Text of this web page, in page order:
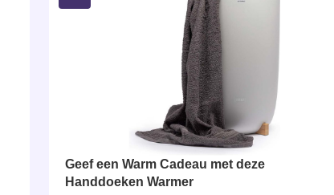
Geef een Warm Cadeau met deze
Handdoeken Warmer